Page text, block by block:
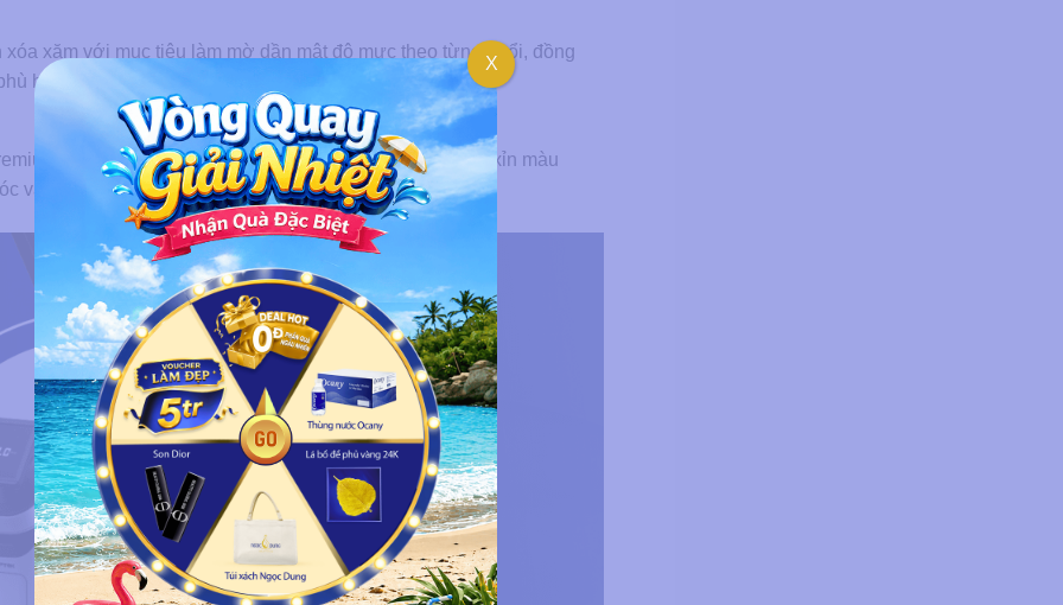
xăm với mục tiêu làm mờ dần mật độ mực theo từng buổi, đồng
hợp với từng loại mực và vị trí xăm.
có thể góp phần cải thiện cảm giác da kém mịn, da xỉn màu
và chống nắng đúng cách.
X